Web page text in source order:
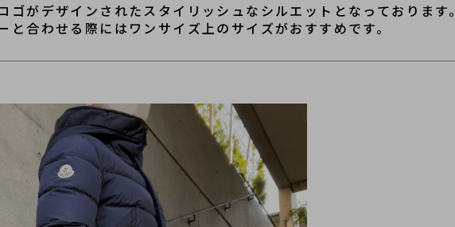
ゴがデザインされたスタイリッシュなシルエットとなっております。
と合わせる際にはワンサイズ上のサイズがおすすめです。